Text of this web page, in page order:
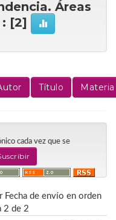
Áreas
[2]
cada vez que se
Fecha de envío en orden
2 de 2